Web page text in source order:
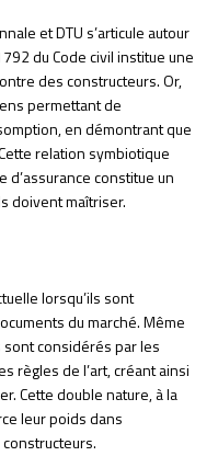
et DTU s’articule autour
du Code civil institue une
des constructeurs. Or,
permettant de
en démontrant que
relation symbiotique
constitue un
doivent maîtriser.
lorsqu’ils sont
du marché. Même
considérés par les
règles de l’art, créant ainsi
Cette double nature, à la
leur poids dans